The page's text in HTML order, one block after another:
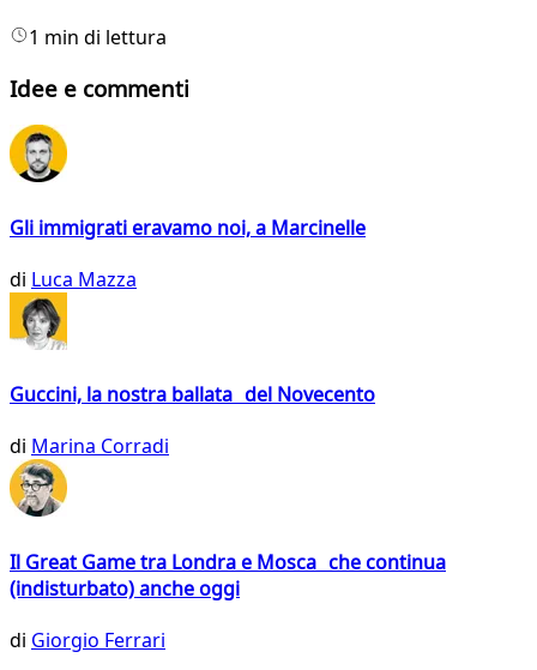
1 min di lettura
Idee e commenti
Gli immigrati eravamo noi, a Marcinelle
di Luca Mazza
Guccini, la nostra ballata del Novecento
di Marina Corradi
Il Great Game tra Londra e Mosca che continua
(indisturbato) anche oggi
di Giorgio Ferrari